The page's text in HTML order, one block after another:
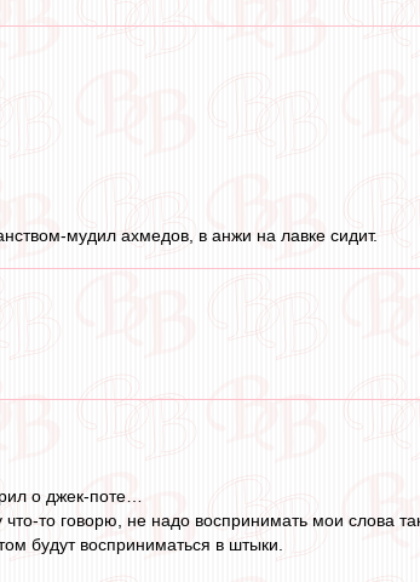
мудил ахмедов, в анжи на лавке сидит.
о джек-поте…
то говорю, не надо воспринимать мои слова
будут восприниматься в штыки.